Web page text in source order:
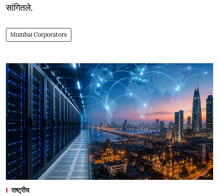
सांगितले.
Mumbai Corporators
राष्ट्रीय